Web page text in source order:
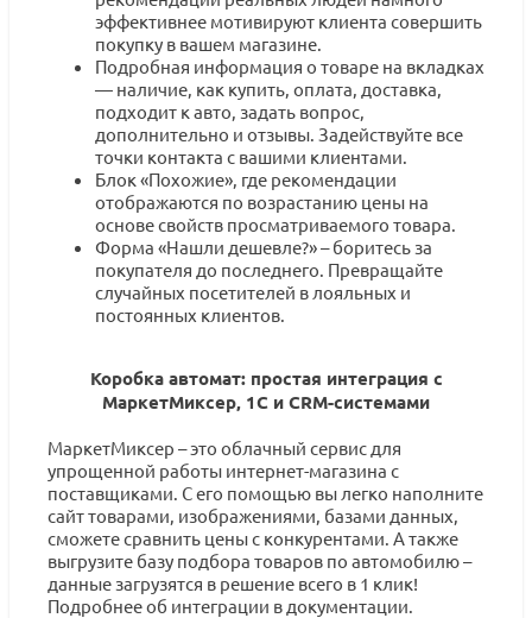
эффективнее мотивируют клиента совершить
покупку в вашем магазине.
Подробная информация о товаре на вкладках
— наличие, как купить, оплата, доставка,
подходит к авто, задать вопрос,
дополнительно и отзывы. Задействуйте все
точки контакта с вашими клиентами.
Блок «Похожие», где рекомендации
отображаются по возрастанию цены на
основе свойств просматриваемого товара.
Форма «Нашли дешевле?» – боритесь за
покупателя до последнего. Превращайте
случайных посетителей в лояльных и
постоянных клиентов.
Коробка автомат: простая интеграция с
МаркетМиксер, 1С и CRM-системами
МаркетМиксер – это облачный сервис для
упрощенной работы интернет-магазина с
поставщиками. С его помощью вы легко наполните
сайт товарами, изображениями, базами данных,
сможете сравнить цены с конкурентами. А также
выгрузите базу подбора товаров по автомобилю –
данные загрузятся в решение всего в 1 клик!
Подробнее об интеграции в документации.